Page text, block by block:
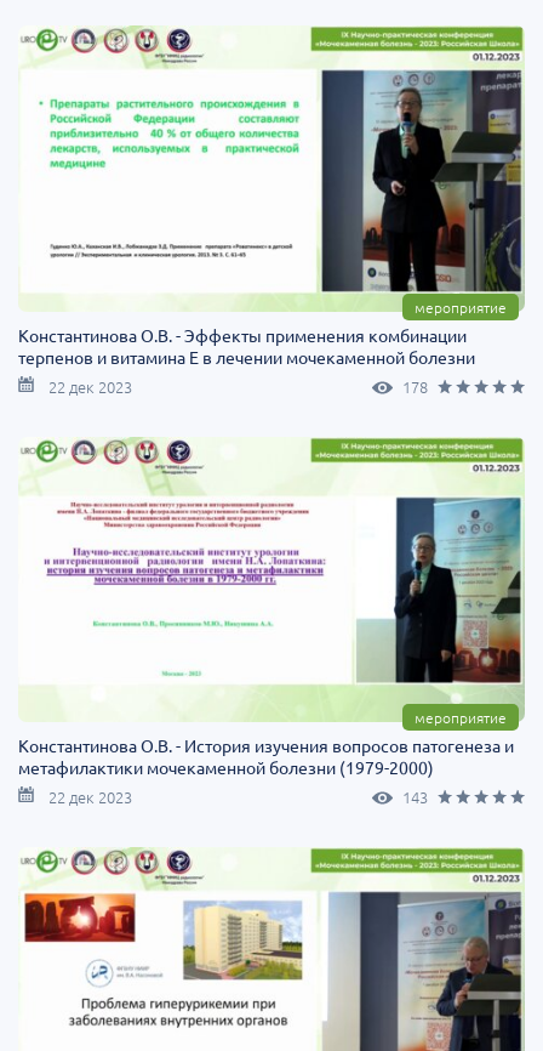
мероприятие
Константинова О.В. - Эффекты применения комбинации
терпенов и витамина Е в лечении мочекаменной болезни
22 дек 2023 178
мероприятие
Константинова О.В. - История изучения вопросов патогенеза и
метафилактики мочекаменной болезни (1979-2000)
22 дек 2023 143